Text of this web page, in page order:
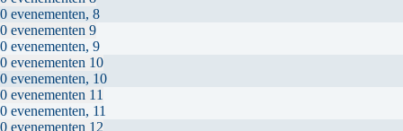
0 evenementen, 8
0 evenementen 9
0 evenementen, 9
0 evenementen 10
0 evenementen, 10
0 evenementen 11
0 evenementen, 11
0 evenementen 12